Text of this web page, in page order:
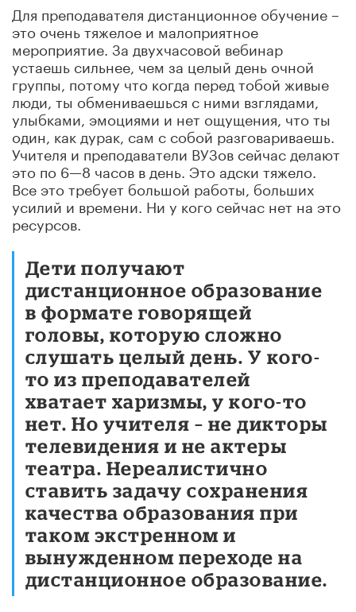
Для преподавателя дистанционное обучение –
это очень тяжелое и малоприятное
мероприятие. За двухчасовой вебинар
устаешь сильнее, чем за целый день очной
группы, потому что когда перед тобой живые
люди, ты обмениваешься с ними взглядами,
улыбками, эмоциями и нет ощущения, что ты
один, как дурак, сам с собой разговариваешь.
Учителя и преподаватели ВУЗов сейчас делают
это по 6—8 часов в день. Это адски тяжело.
Все это требует большой работы, больших
усилий и времени. Ни у кого сейчас нет на это
ресурсов.
Дети получают
дистанционное образование
в формате говорящей
головы, которую сложно
слушать целый день. У кого-
то из преподавателей
хватает харизмы, у кого-то
нет. Но учителя – не дикторы
телевидения и не актеры
театра. Нереалистично
ставить задачу сохранения
качества образования при
таком экстренном и
вынужденном переходе на
дистанционное образование.